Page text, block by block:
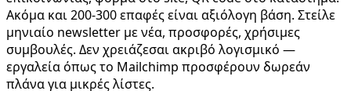
Ακόμα και 200-300 επαφές είναι αξιόλογη βάση. Στείλε
μηνιαίο newsletter με νέα, προσφορές, χρήσιμες
συμβουλές. Δεν χρειάζεσαι ακριβό λογισμικό —
εργαλεία όπως το Mailchimp προσφέρουν δωρεάν
πλάνα για μικρές λίστες.